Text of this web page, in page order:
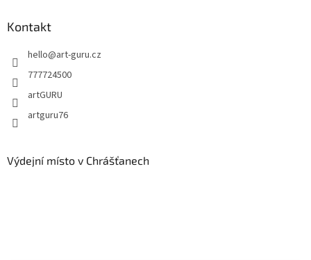
Kontakt
hello@art-guru.cz
777724500
artGURU
artguru76
Výdejní místo v Chrášťanech